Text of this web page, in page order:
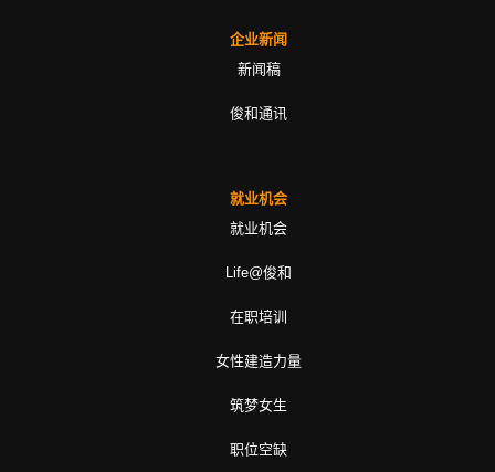
企业新闻
新闻稿
俊和通讯
就业机会
就业机会
Life@俊和
在职培训
女性建造力量
筑梦女生
职位空缺